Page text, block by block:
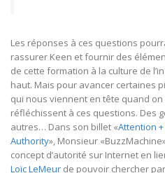
Les réponses à ces questions
rassurer Keen et fournir des
de cette formation à la culture de
haut. Mais pour avancer certaines
qui nous viennent en tête quand
réfléchissent à ces questions. Des
autres… Dans son billet «Attention
Authority», Monsieur
concept d’autorité sur Internet en
Loïc LeMeur de pouvoir chercher